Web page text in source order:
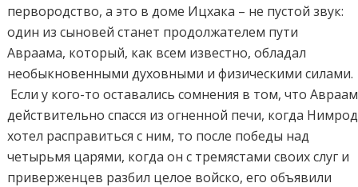
первородство, а это в доме Ицхака – не пустой звук:
один из сыновей станет продолжателем пути
Авраама, который, как всем известно, обладал
необыкновенными духовными и физическими силами.
Если у кого-то оставались сомнения в том, что Авраам
действительно спасся из огненной печи, когда Нимрод
хотел расправиться с ним, то после победы над
четырьмя царями, когда он с тремястами своих слуг и
приверженцев разбил целое войско, его объявили